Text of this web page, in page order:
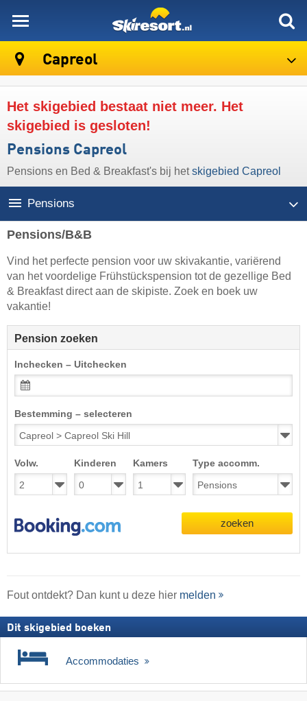
Capreol
Het skigebied bestaat niet meer. Het
skigebied is gesloten!
Pensions Capreol
Pensions en Bed & Breakfast's bij hetskigebied Capreol
Pensions
Pensions/B&B
Vind het perfecte pension voor uw skivakantie, variërend
van het voordelige Frühstückspension tot de gezellige Bed
& Breakfast direct aan de skipiste. Zoek en boek uw
vakantie!
Pension zoeken
Inchecken – Uitchecken
Bestemming – selecteren
Volw. Kinderen Kamers Type accomm.
zoeken
Fout ontdekt? Dan kunt u deze hier melden
Dit skigebied boeken
Accommodaties